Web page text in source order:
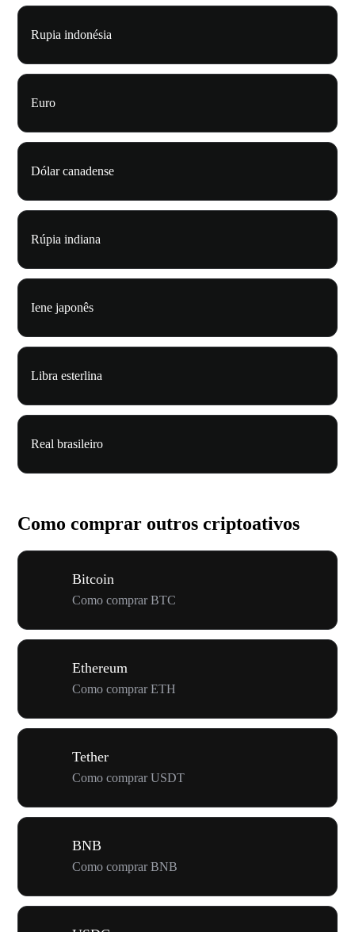
Rupia indonésia
Euro
Dólar canadense
Rúpia indiana
Iene japonês
Libra esterlina
Real brasileiro
Como comprar outros criptoativos
Bitcoin
Como comprar BTC
Ethereum
Como comprar ETH
Tether
Como comprar USDT
BNB
Como comprar BNB